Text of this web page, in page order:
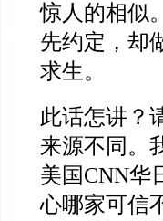
惊人的相似
先约定，却
求生。
此话怎讲？
来源不同。
美国CNN华
心哪家可信